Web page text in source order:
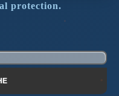
protection.